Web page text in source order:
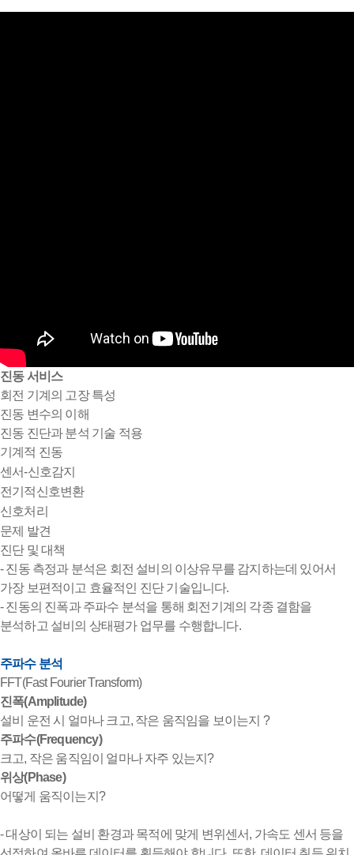
진동 서비스
회전 기계의 고장 특성
진동 변수의 이해
진동 진단과 분석 기술 적용
기계적 진동
센서-신호감지
전기적신호변환
신호처리
문제 발견
진단 및 대책
- 진동 측정과 분석은 회전 설비의 이상유무를 감지하는데 있어서
가장 보편적이고 효율적인 진단 기술입니다.
- 진동의 진폭과 주파수 분석을 통해 회전기계의 각종 결함을
분석하고 설비의 상태평가 업무를 수행합니다.
주파수 분석
FFT(Fast Fourier Transform)
진폭(Amplitude)
설비 운전 시 얼마나 크고, 작은 움직임을 보이는지 ?
주파수(Frequency)
크고, 작은 움직임이 얼마나 자주 있는지?
위상(Phase)
어떻게 움직이는지?
- 대상이 되는 설비 환경과 목적에 맞게 변위센서, 가속도 센서 등을